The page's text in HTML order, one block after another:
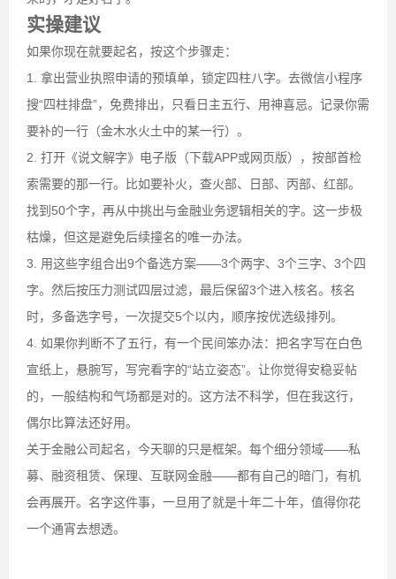
实操建议
如果你现在就要起名，按这个步骤走：
1. 拿出营业执照申请的预填单，锁定四柱八字。去微信小程序
搜“四柱排盘”，免费排出，只看日主五行、用神喜忌。记录你需
要补的一行（金木水火土中的某一行）。
2. 打开《说文解字》电子版（下载APP或网页版），按部首检
索需要的那一行。比如要补火，查火部、日部、丙部、红部。
找到50个字，再从中挑出与金融业务逻辑相关的字。这一步极
枯燥，但这是避免后续撞名的唯一办法。
3. 用这些字组合出9个备选方案——3个两字、3个三字、3个四
字。然后按压力测试四层过滤，最后保留3个进入核名。核名
时，多备选字号，一次提交5个以内，顺序按优选级排列。
4. 如果你判断不了五行，有一个民间笨办法：把名字写在白色
宣纸上，悬腕写，写完看字的“站立姿态”。让你觉得安稳妥帖
的，一般结构和气场都是对的。这方法不科学，但在我这行，
偶尔比算法还好用。
关于金融公司起名，今天聊的只是框架。每个细分领域——私
募、融资租赁、保理、互联网金融——都有自己的暗门，有机
会再展开。名字这件事，一旦用了就是十年二十年，值得你花
一个通宵去想透。